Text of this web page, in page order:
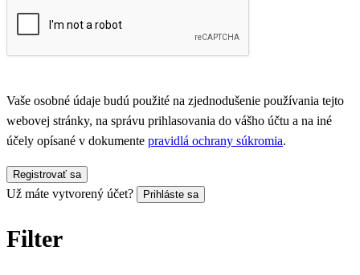
Vaše osobné údaje budú použité na zjednodušenie používania tejto
webovej stránky, na správu prihlasovania do vášho účtu a na iné
účely opísané v dokumente pravidlá ochrany súkromia.
Registrovať sa
Už máte vytvorený účet? Prihláste sa
Filter